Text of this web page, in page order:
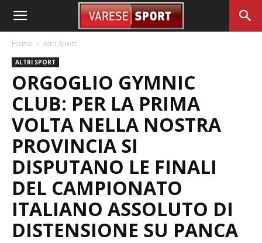
Home Altri Sport
ALTRI SPORT
ORGOGLIO GYMNIC
CLUB: PER LA PRIMA
VOLTA NELLA NOSTRA
PROVINCIA SI
DISPUTANO LE FINALI
DEL CAMPIONATO
ITALIANO ASSOLUTO DI
DISTENSIONE SU PANCA